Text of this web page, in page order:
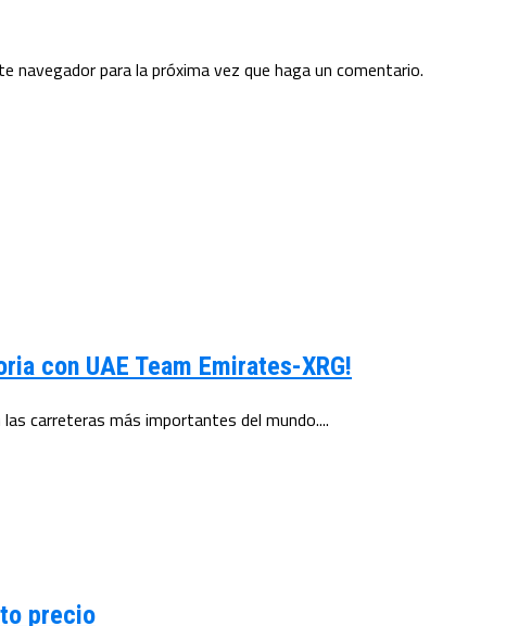
para la próxima vez que haga un comentario.
con UAE Team Emirates-XRG!
carreteras más importantes del mundo....
precio